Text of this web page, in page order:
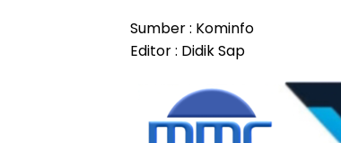
Sumber : Kominfo
Editor : Didik Sap